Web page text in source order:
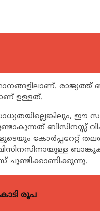
രാജ്യത്ത്
ഉള്ളത്.
ഈ
ബിസിനസ്സ്
കോര്‍പ്പറേറ്റ്
ചൂണ്ടിക്കാണിക്കുന്നു.
രൂപ